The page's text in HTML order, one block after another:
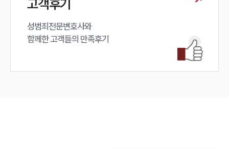
고객후기
성범죄전문변호사와
함께한 고객들의 만족후기